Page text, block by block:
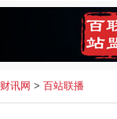
讯网 > 百站联播